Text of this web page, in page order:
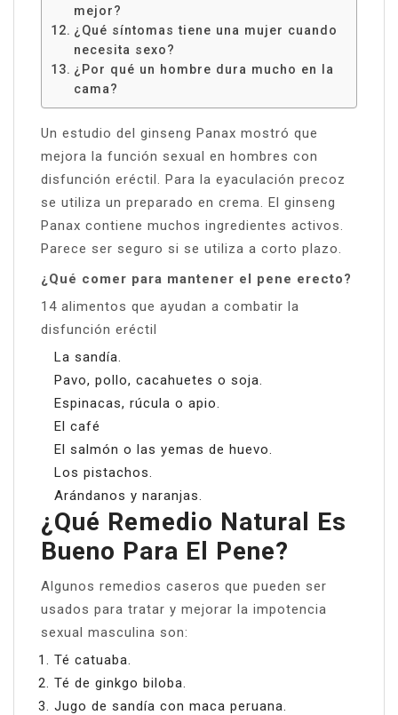
mejor?
¿Qué síntomas tiene una mujer cuando
necesita sexo?
¿Por qué un hombre dura mucho en la
cama?
Un estudio del ginseng Panax mostró que
mejora la función sexual en hombres con
disfunción eréctil. Para la eyaculación precoz
se utiliza un preparado en crema. El ginseng
Panax contiene muchos ingredientes activos.
Parece ser seguro si se utiliza a corto plazo.
¿Qué comer para mantener el pene erecto?
14 alimentos que ayudan a combatir la
disfunción eréctil
La sandía.
Pavo, pollo, cacahuetes o soja.
Espinacas, rúcula o apio.
El café
El salmón o las yemas de huevo.
Los pistachos.
Arándanos y naranjas.
¿Qué Remedio Natural Es
Bueno Para El Pene?
Algunos remedios caseros que pueden ser
usados para tratar y mejorar la impotencia
sexual masculina son:
Té catuaba.
Té de ginkgo biloba.
Jugo de sandía con maca peruana.